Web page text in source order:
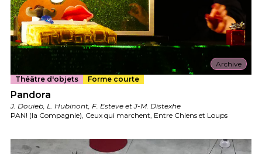
Archive
Théâtre d'objets
Forme courte
Pandora
J. Douieb, L. Hubinont, F. Esteve et J-M. Distexhe
PAN! (la Compagnie), Ceux qui marchent, Entre Chiens et Loups